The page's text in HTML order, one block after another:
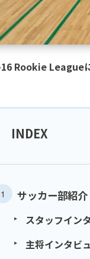
Rookie League
INDEX
サッカー部紹介
スタッフイン
主将インタビ